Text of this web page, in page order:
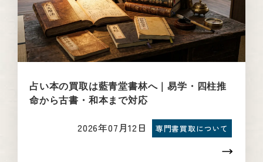
占い本の買取は藍青堂書林へ｜易学・四柱推
命から古書・和本まで対応
2026年07月12日 専門書買取について